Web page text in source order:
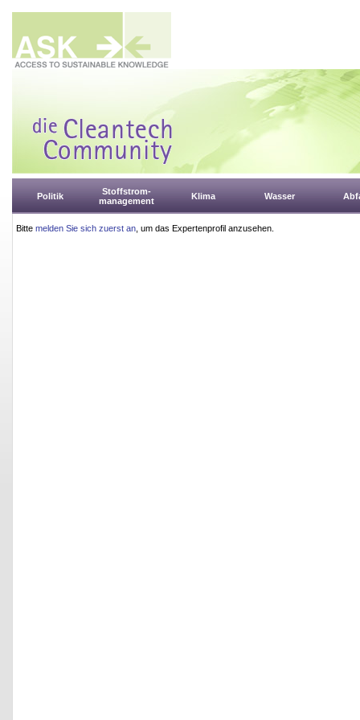
Politik
Stoffstrom-
management
Klima Wasser
Bitte melden Sie sich zuerst an , um das Expertenprofil anzusehen.